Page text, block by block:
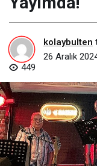
kolaybulten
26 Aralık
449